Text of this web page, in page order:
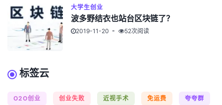
大学生创业
波多野结衣也站台区块链了？
2019-11-20 52次阅读
标签云
O2O创业 创业失败 近视手术 免运费 夸夸群